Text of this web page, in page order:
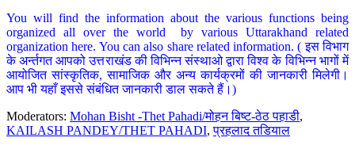
You will find the information about the various functions being
organized all over the world by various Uttarakhand related
organization here. You can also share related information. ( इस विभाग
के अर्न्तगत आपको उत्तराखंड की विभिन्न संस्थाओ द्वारा विश्व के विभिन्न भागों में
आयोजित सांस्कृतिक, सामाजिक और अन्य कार्यक्रमों की जानकारी मिलेगी।
आप भी यहाँ इससे संबंधित जानकारी डाल सकते हैं।)
Moderators: Mohan Bisht -Thet Pahadi/मोहन बिष्ट-ठेठ पहाडी,
KAILASH PANDEY/THET PAHADI,प्रहलाद तडियाल